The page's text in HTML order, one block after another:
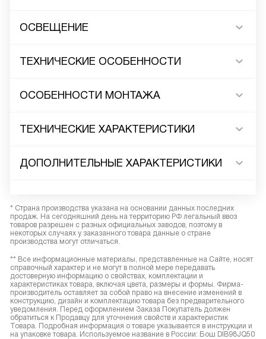
ОСВЕЩЕНИЕ
ТЕХНИЧЕСКИЕ ОСОБЕННОСТИ
ОСОБЕННОСТИ МОНТАЖА
ТЕХНИЧЕСКИЕ ХАРАКТЕРИСТИКИ
ДОПОЛНИТЕЛЬНЫЕ ХАРАКТЕРИСТИКИ
* Страна производства указана на основании данных последних
продаж. На сегодняшний день на территорию РФ легальный ввоз
товаров разрешен с разных официальных заводов, поэтому в
некоторых случаях у заказанного товара данные о стране
производства могут отличаться.
** Все информационные материалы, представленные на Сайте, носят
справочный характер и не могут в полной мере передавать
достоверную информацию о свойствах, комплектации и
характеристиках товара, включая цвета, размеры и формы. Фирма-
производитель оставляет за собой право на внесение изменений в
конструкцию, дизайн и комплектацию товара без предварительного
уведомления. Перед оформлением Заказа Покупатель должен
обратиться к Продавцу для уточнения свойств и характеристик
Товара. Подробная информация о товаре указывается в инструкции и
на упаковке товара. Используемое название в России: Бош DIB98JQ50